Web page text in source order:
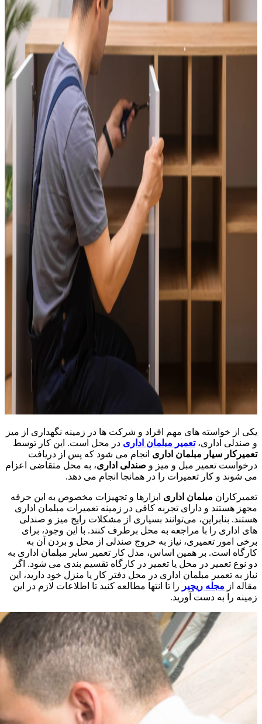
یکی از خواسته های مهم افراد و شرکت ها در زمینه نگهداری از میز
و صندلی اداری،تعمیر مبلمان اداری در محل است. این کار توسط
تعمیرکار سیار مبلمان اداری انجام می شود که پس از دریافت
درخواست تعمیر مبل و میز و صندلی اداری، به محل متقاضی اعزام
می شوند و کار تعمیرات را در همانجا انجام می دهد.
تعمیرکاران مبلمان اداری ابزارها و تجهیزات مخصوص به این حرفه
مجهز هستند و دارای تجربه کافی در زمینه تعمیرات مبلمان اداری
هستند. بنابراین، می‌توانند بسیاری از مشکلات رایج میز و صندلی
های اداری را با مراجعه به محل برطرف کنند. با این وجود، برای
برخی امور تعمیری، نیاز به خروج صندلی از محل و بردن آن به
کارگاه است. بر همین اساس، مدل کار تعمیر سایر مبلمان اداری به
دو نوع تعمیر در محل یا تعمیر در کارگاه تقسیم بندی می شود. اگر
نیاز به تعمیر مبلمان اداری در محل دفتر کار یا منزل خود دارید، این
مقاله از مجله ریچیر را تا انتها مطالعه کنید تا اطلاعات لازم در این
زمینه را به دست آورید.